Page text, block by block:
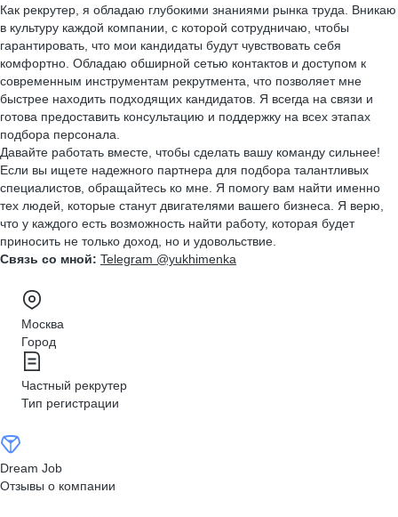
Как рекрутер, я обладаю глубокими знаниями рынка труда. Вникаю
в культуру каждой компании, с которой сотрудничаю, чтобы
гарантировать, что мои кандидаты будут чувствовать себя
комфортно. Обладаю обширной сетью контактов и доступом к
современным инструментам рекрутмента, что позволяет мне
быстрее находить подходящих кандидатов. Я всегда на связи и
готова предоставить консультацию и поддержку на всех этапах
подбора персонала.
Давайте работать вместе, чтобы сделать вашу команду сильнее!
Если вы ищете надежного партнера для подбора талантливых
специалистов, обращайтесь ко мне. Я помогу вам найти именно
тех людей, которые станут двигателями вашего бизнеса. Я верю,
что у каждого есть возможность найти работу, которая будет
приносить не только доход, но и удовольствие.
Связь со мной: Telegram @yukhimenka
Москва
Город
Частный рекрутер
Тип регистрации
Dream Job
Отзывы о компании